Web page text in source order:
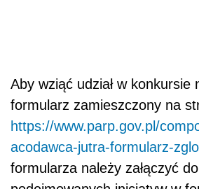
Aby wziąć udział w konkursie
formularz zamieszczony na
https://www.parp.gov.pl/
acodawca-jutra-formularz-
formularza należy załączyć